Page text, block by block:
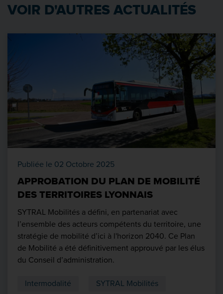
VOIR D'AUTRES ACTUALITÉS
Publiée le 02 Octobre 2025
APPROBATION DU PLAN DE MOBILITÉ
DES TERRITOIRES LYONNAIS
SYTRAL Mobilités a défini, en partenariat avec
l’ensemble des acteurs compétents du territoire, une
stratégie de mobilité d’ici à l'horizon 2040. Ce Plan
de Mobilité a été définitivement approuvé par les élus
du Conseil d’administration.
Intermodalité SYTRAL Mobilités